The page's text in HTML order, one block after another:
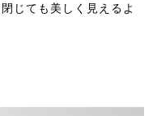
じても美しく見えるよ